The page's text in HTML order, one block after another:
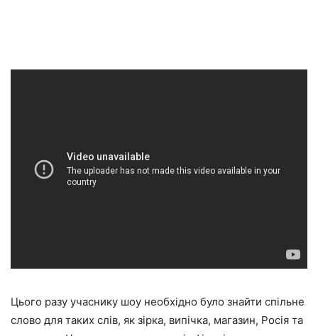
Цього разу учаснику шоу необхідно було знайти спільне
слово для таких слів, як зірка, випічка, магазин, Росія та